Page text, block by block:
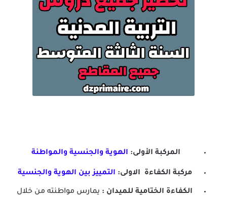
المركبة الأولى: الهوية والجنسية والمواطنة
مركبة الكفاءة الاولى: التمييز بين الهوية والجنسية
الكفاءة الختامية للميدان : يمارس مواطنته من خلال